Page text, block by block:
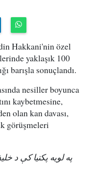
Hakkani'nin özel
yaklaşık 100
barışla sonuçlandı.
nesiller boyunca
kaybetmesine,
olan kan davası,
görüşmeleri
په لویه پکتیا کې د